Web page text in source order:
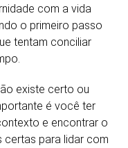
com a vida
o primeiro passo
tentam conciliar
existe certo ou
é você ter
e encontrar o
certas para lidar com